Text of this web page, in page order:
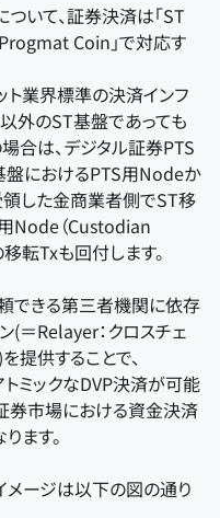
いて、証券決済は「ST
Coin」で対応す
ト業界標準の決済インフ
外のST基盤であっても
合は、デジタル証券PTS
盤におけるPTS用Nodeか
した金商業者側でST移
Node（Custodian
転Txも回付します。
できる第三者機関に依存
(＝Relayer：クロスチェ
提供することで、
ミックなDVP決済が可能
券市場における資金決済
ます。
メージは以下の図の通り